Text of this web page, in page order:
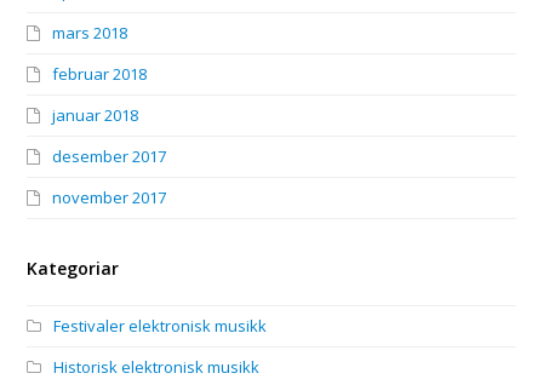
mars 2018
februar 2018
januar 2018
desember 2017
november 2017
Kategoriar
Festivaler elektronisk musikk
Historisk elektronisk musikk